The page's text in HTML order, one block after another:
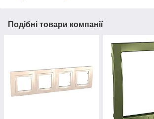
Подібні товари компанії